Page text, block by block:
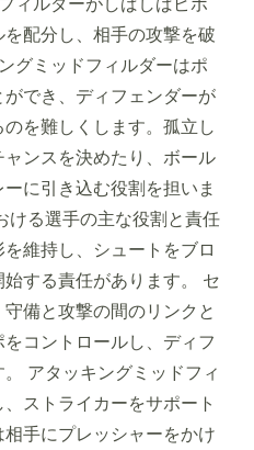
配分し、相手の攻撃を破
グミッドフィルダーはポ
でき、ディフェンダーが
を難しくします。孤立し
ンスを決めたり、ボール
に引き込む役割を担いま
ける選手の主な役割と責任
維持し、シュートをブロ
する責任があります。 セ
備と攻撃の間のリンクと
コントロールし、ディフ
アタッキングミッドフィ
ストライカーをサポート
手にプレッシャーをかけ